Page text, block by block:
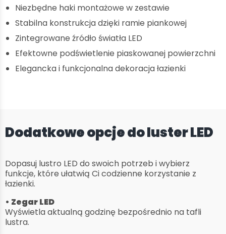
Niezbędne haki montażowe w zestawie
Stabilna konstrukcja dzięki ramie piankowej
Zintegrowane źródło światła LED
Efektowne podświetlenie piaskowanej powierzchni
Elegancka i funkcjonalna dekoracja łazienki
Dodatkowe opcje do luster LED
Dopasuj lustro LED do swoich potrzeb i wybierz
funkcje, które ułatwią Ci codzienne korzystanie z
łazienki.
• Zegar LED
Wyświetla aktualną godzinę bezpośrednio na tafli
lustra.